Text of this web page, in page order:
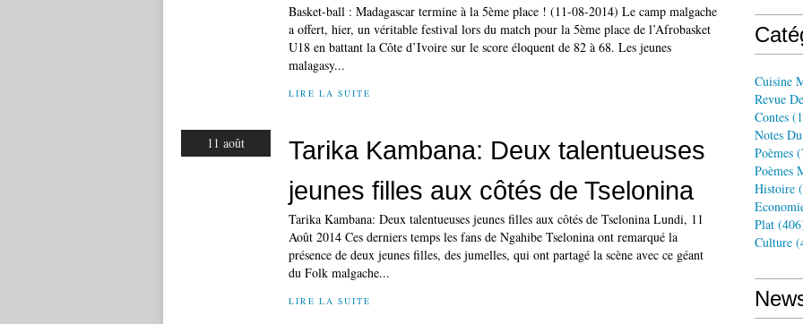
Basket-ball : Madagascar termine à la 5ème place ! (11-08-2014) Le camp malgache
a offert, hier, un véritable festival lors du match pour la 5ème place de l’Afrobasket
U18 en battant la Côte d’Ivoire sur le score éloquent de 82 à 68. Les jeunes
malagasy...
LIRE LA SUITE
11 août
Tarika Kambana: Deux talentueuses
jeunes filles aux côtés de Tselonina
Tarika Kambana: Deux talentueuses jeunes filles aux côtés de Tselonina Lundi, 11
Août 2014 Ces derniers temps les fans de Ngahibe Tselonina ont remarqué la
présence de deux jeunes filles, des jumelles, qui ont partagé la scène avec ce géant
du Folk malgache...
LIRE LA SUITE
Cuisine
Revue
Contes
Notes Du
Poèmes
Poèmes
Histoire
Plat
Culture